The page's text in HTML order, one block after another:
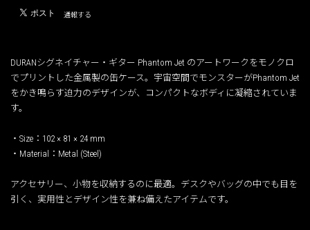
通報する
DURANシグネイチャー・ギター Phantom Jet のアートワークをモノクロ
でプリントした金属製の缶ケース。宇宙空間でモンスターがPhantom Jet
をかき鳴らす迫力のデザインが、コンパクトなボディに凝縮されていま
す。
・Size：102 × 81 × 24 mm
・Material：Metal (Steel)
アクセサリー、小物を収納するのに最適。デスクやバッグの中でも目を
引く、実用性とデザイン性を兼ね備えたアイテムです。